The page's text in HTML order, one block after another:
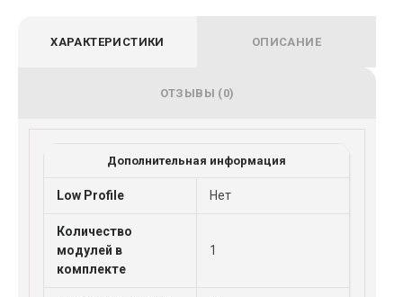
ХАРАКТЕРИСТИКИ ОПИСАНИЕ
ОТЗЫВЫ (0)
Дополнительная информация
Low Profile Нет
Количество
модулей в
комплекте
1